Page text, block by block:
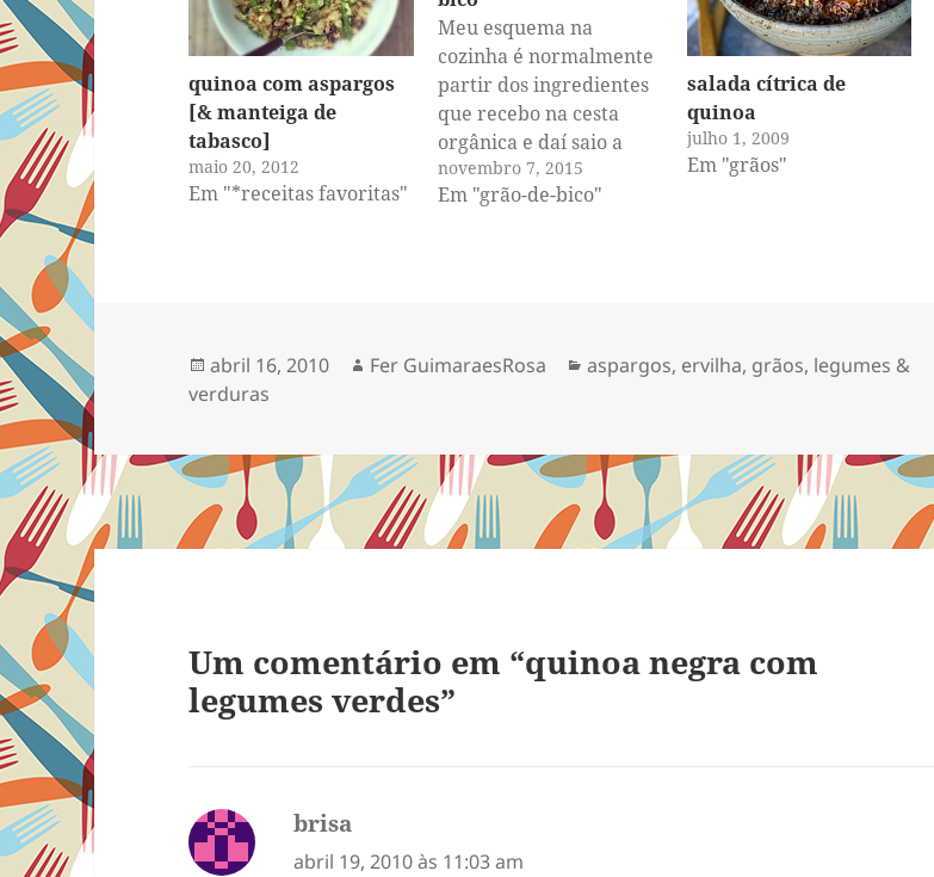
quinoa com aspargos
[& manteiga de
tabasco]
maio 20, 2012
Em "*receitas favoritas"
Meu esquema na
cozinha é normalmente
partir dos ingredientes
que recebo na cesta
orgânica e daí saio a
procura de receitas
para usá-los. Mas no
poder testar essa ideia.
novembro 7, 2015
Em "grão-de-bico"
salada cítrica de
quinoa
julho 1, 2009
Em "grãos"
Publicado
em
abril 16, 2010 Autor
Fer GuimaraesRosa Categorias
aspargos, ervilha, grãos, legumes &
verduras
Um comentário em “quinoa negra com
legumes verdes”
brisa
abril 19, 2010 às 11:03 am